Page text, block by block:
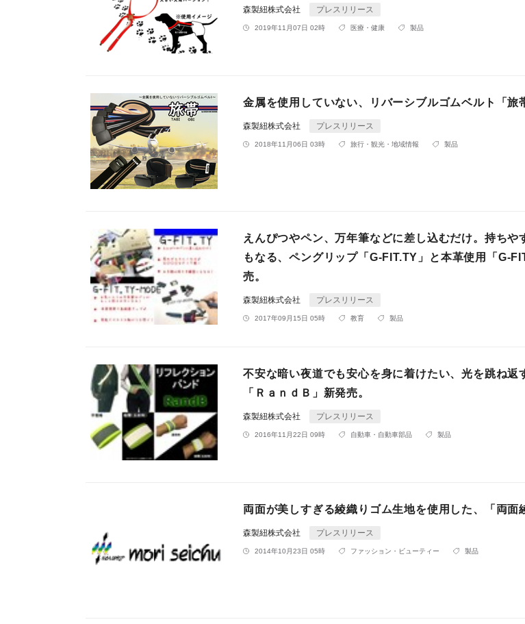
森製紐株式会社 プレスリリース
2019年11月07日 02時 医療・健康 製品
金属を使用していない、リバーシブルゴムベルト「旅
森製紐株式会社 プレスリリース
2018年11月06日 03時 旅行・観光・地域情報 製品
えんぴつやペン、万年筆などに差し込むだけ。持ちや
もなる、ペングリップ「G-FIT.TY」と本革使用「G-
売。
森製紐株式会社 プレスリリース
2017年09月15日 05時 教育 製品
不安な暗い夜道でも安心を身に着けたい、光を跳ね返
「ＲａｎｄＢ」新発売。
森製紐株式会社 プレスリリース
2016年11月22日 09時 自動車・自動車部品 製品
両面が美しすぎる綾織りゴム生地を使用した、「両面
森製紐株式会社 プレスリリース
2014年10月23日 05時 ファッション・ビューティー 製品